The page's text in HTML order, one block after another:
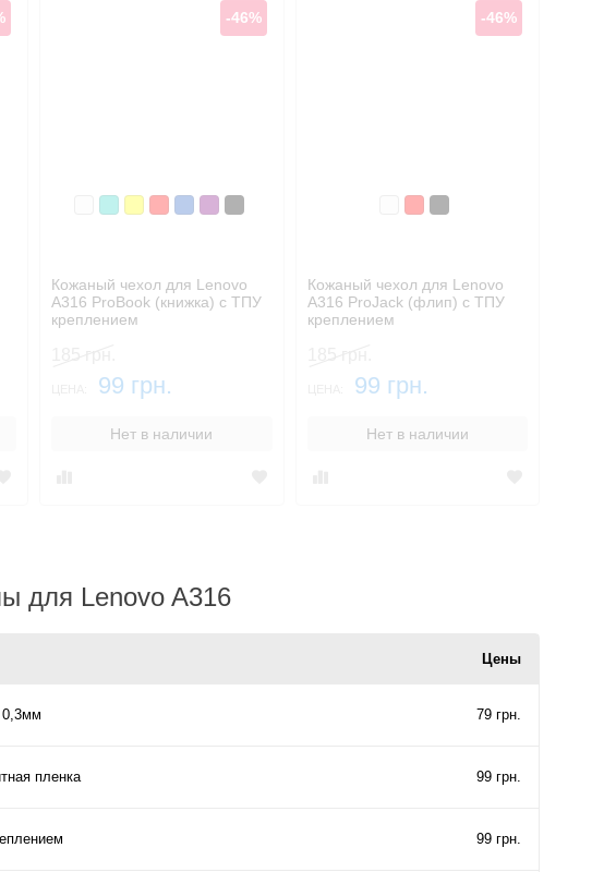
Белый
Бирюзовый
Желтый
Красный
Синий, темный
Фиолетовый, темный
Черный
-46%
Кожаный чехол для Lenovo
A316 ProBook (книжка) с ТПУ
креплением
99 грн.
Нет в наличии
Белый
Красный
Черный
-46%
Кожаный чехол для Lenovo
A316 ProJack (флип) с ТПУ
креплением
99 грн.
Нет в наличии
для Lenovo A316
Цены
0,3мм 79 грн.
пленка 99 грн.
99 грн.